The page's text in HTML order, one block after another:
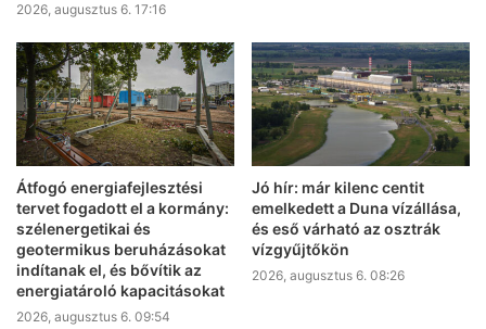
2026, augusztus 6. 17:16
Átfogó energiafejlesztési
tervet fogadott el a kormány:
szélenergetikai és
geotermikus beruházásokat
indítanak el, és bővítik az
energiatároló kapacitásokat
2026, augusztus 6. 09:54
Jó hír: már kilenc centit
emelkedett a Duna vízállása,
és eső várható az osztrák
vízgyűjtőkön
2026, augusztus 6. 08:26